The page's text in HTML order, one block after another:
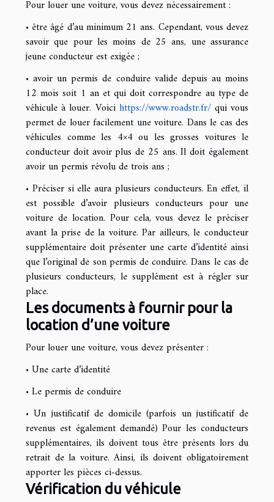
Pour louer une voiture, vous devez nécessairement :
• être âgé d’au minimum 21 ans. Cependant, vous devez
savoir que pour les moins de 25 ans, une assurance
jeune conducteur est exigée ;
• avoir un permis de conduire valide depuis au moins
12 mois soit 1 an et qui doit correspondre au type de
véhicule à louer. Voici https://www.roadstr.fr/qui vous
permet de louer facilement une voiture. Dans le cas des
véhicules comme les 4×4 ou les grosses voitures le
conducteur doit avoir plus de 25 ans. Il doit également
avoir un permis révolu de trois ans ;
• Préciser si elle aura plusieurs conducteurs. En effet, il
est possible d’avoir plusieurs conducteurs pour une
voiture de location. Pour cela, vous devez le préciser
avant la prise de la voiture. Par ailleurs, le conducteur
supplémentaire doit présenter une carte d’identité ainsi
que l’original de son permis de conduire. Dans le cas de
plusieurs conducteurs, le supplément est à régler sur
place.
Les documents à fournir pour la
location d’une voiture
Pour louer une voiture, vous devez présenter :
• Une carte d’identité
• Le permis de conduire
• Un justificatif de domicile (parfois un justificatif de
revenus est également demandé) Pour les conducteurs
supplémentaires, ils doivent tous être présents lors du
retrait de la voiture. Ainsi, ils doivent obligatoirement
apporter les pièces ci-dessus.
Vérification du véhicule